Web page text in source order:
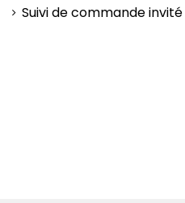
Suivi de commande invité